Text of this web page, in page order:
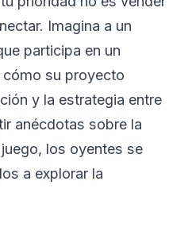
Imagina a un
participa en un
su proyecto
y la estrategia entre
anécdotas sobre la
los oyentes se
a explorar la